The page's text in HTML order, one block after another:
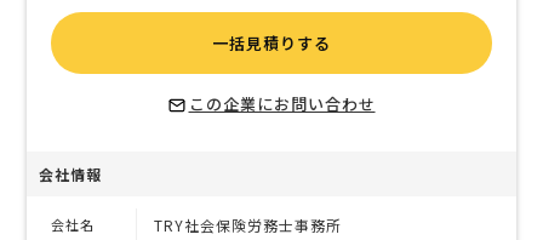
一括見積りする
この企業にお問い合わせ
会社情報
会社名 TRY社会保険労務士事務所